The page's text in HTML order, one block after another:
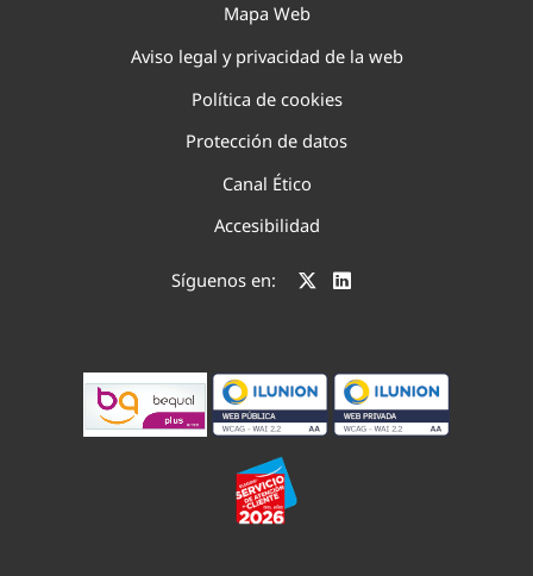
Mapa Web
Aviso legal y privacidad de la web
Política de cookies
Protección de datos
Canal Ético
Accesibilidad
Síguenos en: